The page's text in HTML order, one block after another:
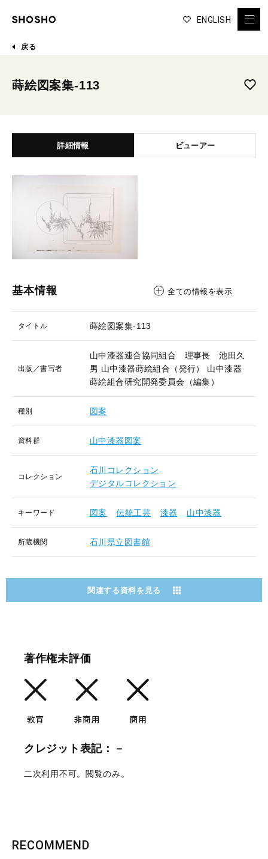
ENGLISH
戻る
蒔絵図案集-113
詳細情報 ビューアー
基本情報 全ての情報を表示
タイトル 蒔絵図案集-113
出版／書写者
山中漆器連合協同組合 理事長 池田久
男 山中漆器蒔絵組合（発行）
山中漆器
蒔絵組合研究開発委員会（編集）
種別 図案
資料群 山中漆器図案
コレクション
石川コレクション
デジタルコレクション
キーワード 図案 伝統工芸 漆器 山中漆器
所蔵機関 石川県立図書館
関連する資料を見る
著作権未評価
クレジット表記：－
二次利用不可。閲覧のみ。
RECOMMEND